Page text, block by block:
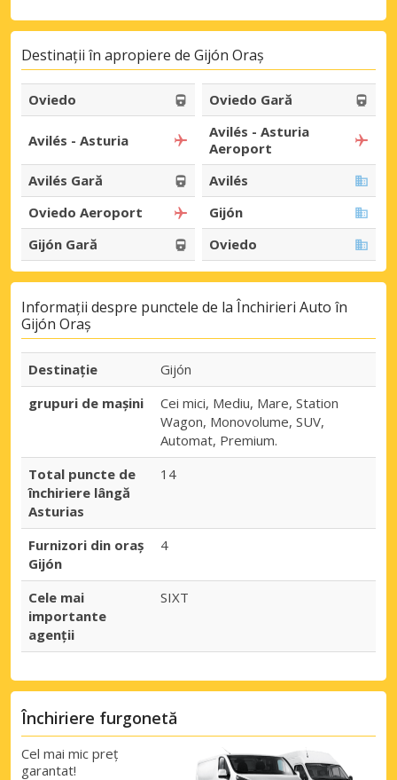
Destinații în apropiere de Gijón Oraș
Oviedo Oviedo Gară
Avilés - Asturia
Avilés - Asturia
Aeroport
Avilés Gară
Avilés
Oviedo Aeroport
Gijón
Gijón Gară
Oviedo
Informații despre punctele de la Închirieri Auto în
Gijón Oraș
Destinaţie
Gijón
grupuri de mașini
Cei mici, Mediu, Mare, Station
Wagon, Monovolume, SUV,
Automat, Premium.
Total puncte de
închiriere lângă
Asturias
14
Furnizori din oraș
Gijón
4
Cele mai
importante
agenții
SIXT
Închiriere furgonetă
Cel mai mic preț
garantat!